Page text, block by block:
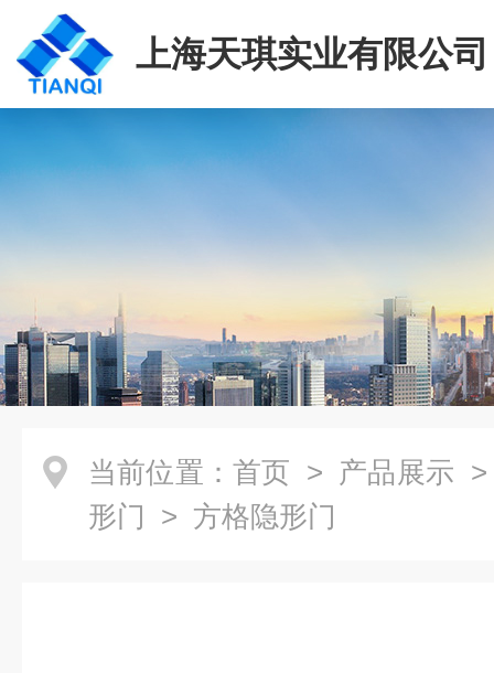
上海天琪实业有限公司
当前位置： 首页 > 产品展示
形门 > 方格隐形门